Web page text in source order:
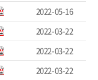
2022-05-16
2022-03-22
2022-03-22
2022-03-22